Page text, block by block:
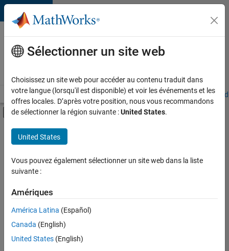
Passer au contenu
Votre
carrière
chez
Accueil Explorer nos opportunités Adresses de nos bureaux
Activer/désactiver l'affichage du menu
Contenu principal
FILTRER PAR
Technologies de l’information
Ventes pour l'éducation
Services marketing
Actuellement,
aucune
offre
d'emploi
Sélectionner un site web
Choisissez un site web pour accéder au contenu traduit dans
votre langue (lorsqu'il est disponible) et voir les événements et les
offres locales. D’après votre position, nous vous recommandons
de sélectionner la région suivante :United States.
United States
Vous pouvez également sélectionner un site web dans la liste
suivante :
Amériques
América Latina (Español)
Canada (English)
United States (English)